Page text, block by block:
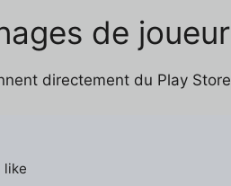
de
directement du Play
like